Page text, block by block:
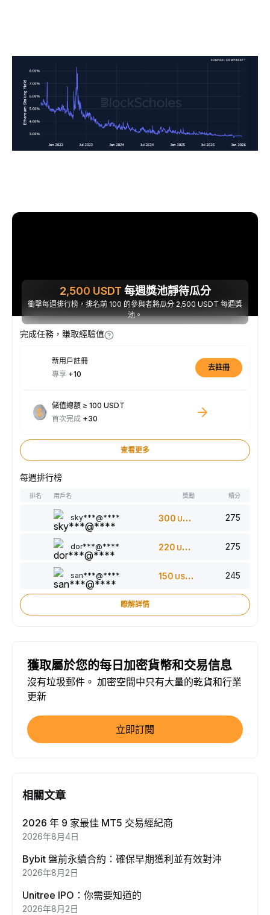
2,500 USDT 每週獎池靜待瓜分
衝擊每週排行榜，排名前 100 的參與者將瓜分 2,500 USDT 每週獎
池。
完成任務，賺取經驗值
新用戶註冊
專享 +10
去註冊
儲值總額 ≥ 100 USDT
首次完成 +30
查看更多
每週排行榜
排名 用戶名 獎勵 積分
sky***@**** 300 USDT 275
dor***@**** 220 USDT 275
san***@**** 150 USDT 245
瞭解詳情
獲取屬於您的每日加密貨幣和交易信息
沒有垃圾郵件。 加密空間中只有大量的乾貨和行業
更新
立即訂閱
相關文章
2026 年 9 家最佳 MT5 交易經紀商
2026年8月4日
Bybit 盤前永續合約：確保早期獲利並有效對沖
2026年8月2日
Unitree IPO：你需要知道的
2026年8月2日